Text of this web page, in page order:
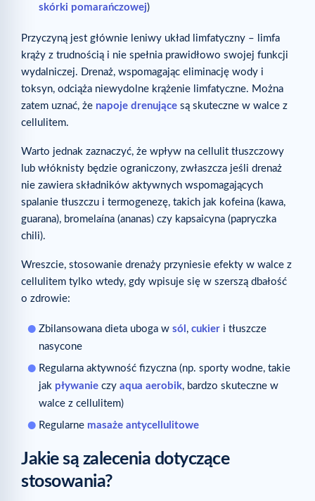
skórki pomarańczowej)
Przyczyną jest głównie leniwy układ limfatyczny – limfa
krąży z trudnością i nie spełnia prawidłowo swojej funkcji
wydalniczej. Drenaż, wspomagając eliminację wody i
toksyn, odciąża niewydolne krążenie limfatyczne. Można
zatem uznać, że napoje drenujące są skuteczne w walce z
cellulitem.
Warto jednak zaznaczyć, że wpływ na cellulit tłuszczowy
lub włóknisty będzie ograniczony, zwłaszcza jeśli drenaż
nie zawiera składników aktywnych wspomagających
spalanie tłuszczu i termogenezę, takich jak kofeina (kawa,
guarana), bromelaína (ananas) czy kapsaicyna (papryczka
chili).
Wreszcie, stosowanie drenaży przyniesie efekty w walce z
cellulitem tylko wtedy, gdy wpisuje się w szerszą dbałość
o zdrowie:
Zbilansowana dieta uboga w sól , cukier i tłuszcze
nasycone
Regularna aktywność fizyczna (np. sporty wodne, takie
jak pływanie czy aqua aerobik, bardzo skuteczne w
walce z cellulitem)
Regularne masaże antycellulitowe
Jakie są zalecenia dotyczące
stosowania?